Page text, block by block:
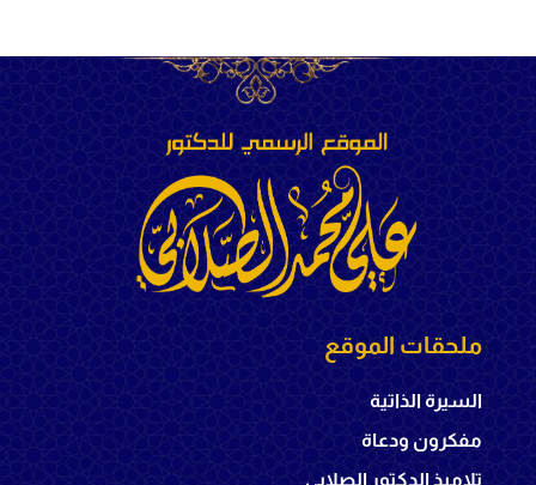
ملحقات الموقع
السيرة الذاتية
مفكرون ودعاة
تلاميذ الدكتور الصلابي